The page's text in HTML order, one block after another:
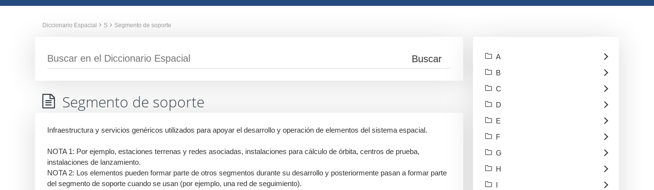
Diccionario Espacial S Segmento de soporte
Segmento de soporte
Infraestructura y servicios genéricos utilizados para apoyar el desarrollo y operación de elementos del sistema espacial.
NOTA 1: Por ejemplo, estaciones terrenas y redes asociadas, instalaciones para cálculo de órbita, centros de prueba,
instalaciones de lanzamiento.
NOTA 2: Los elementos pueden formar parte de otros segmentos durante su desarrollo y posteriormente pasan a formar parte
del segmento de soporte cuando se usan (por ejemplo, una red de seguimiento).
A
B
C
D
E
F
G
H
I